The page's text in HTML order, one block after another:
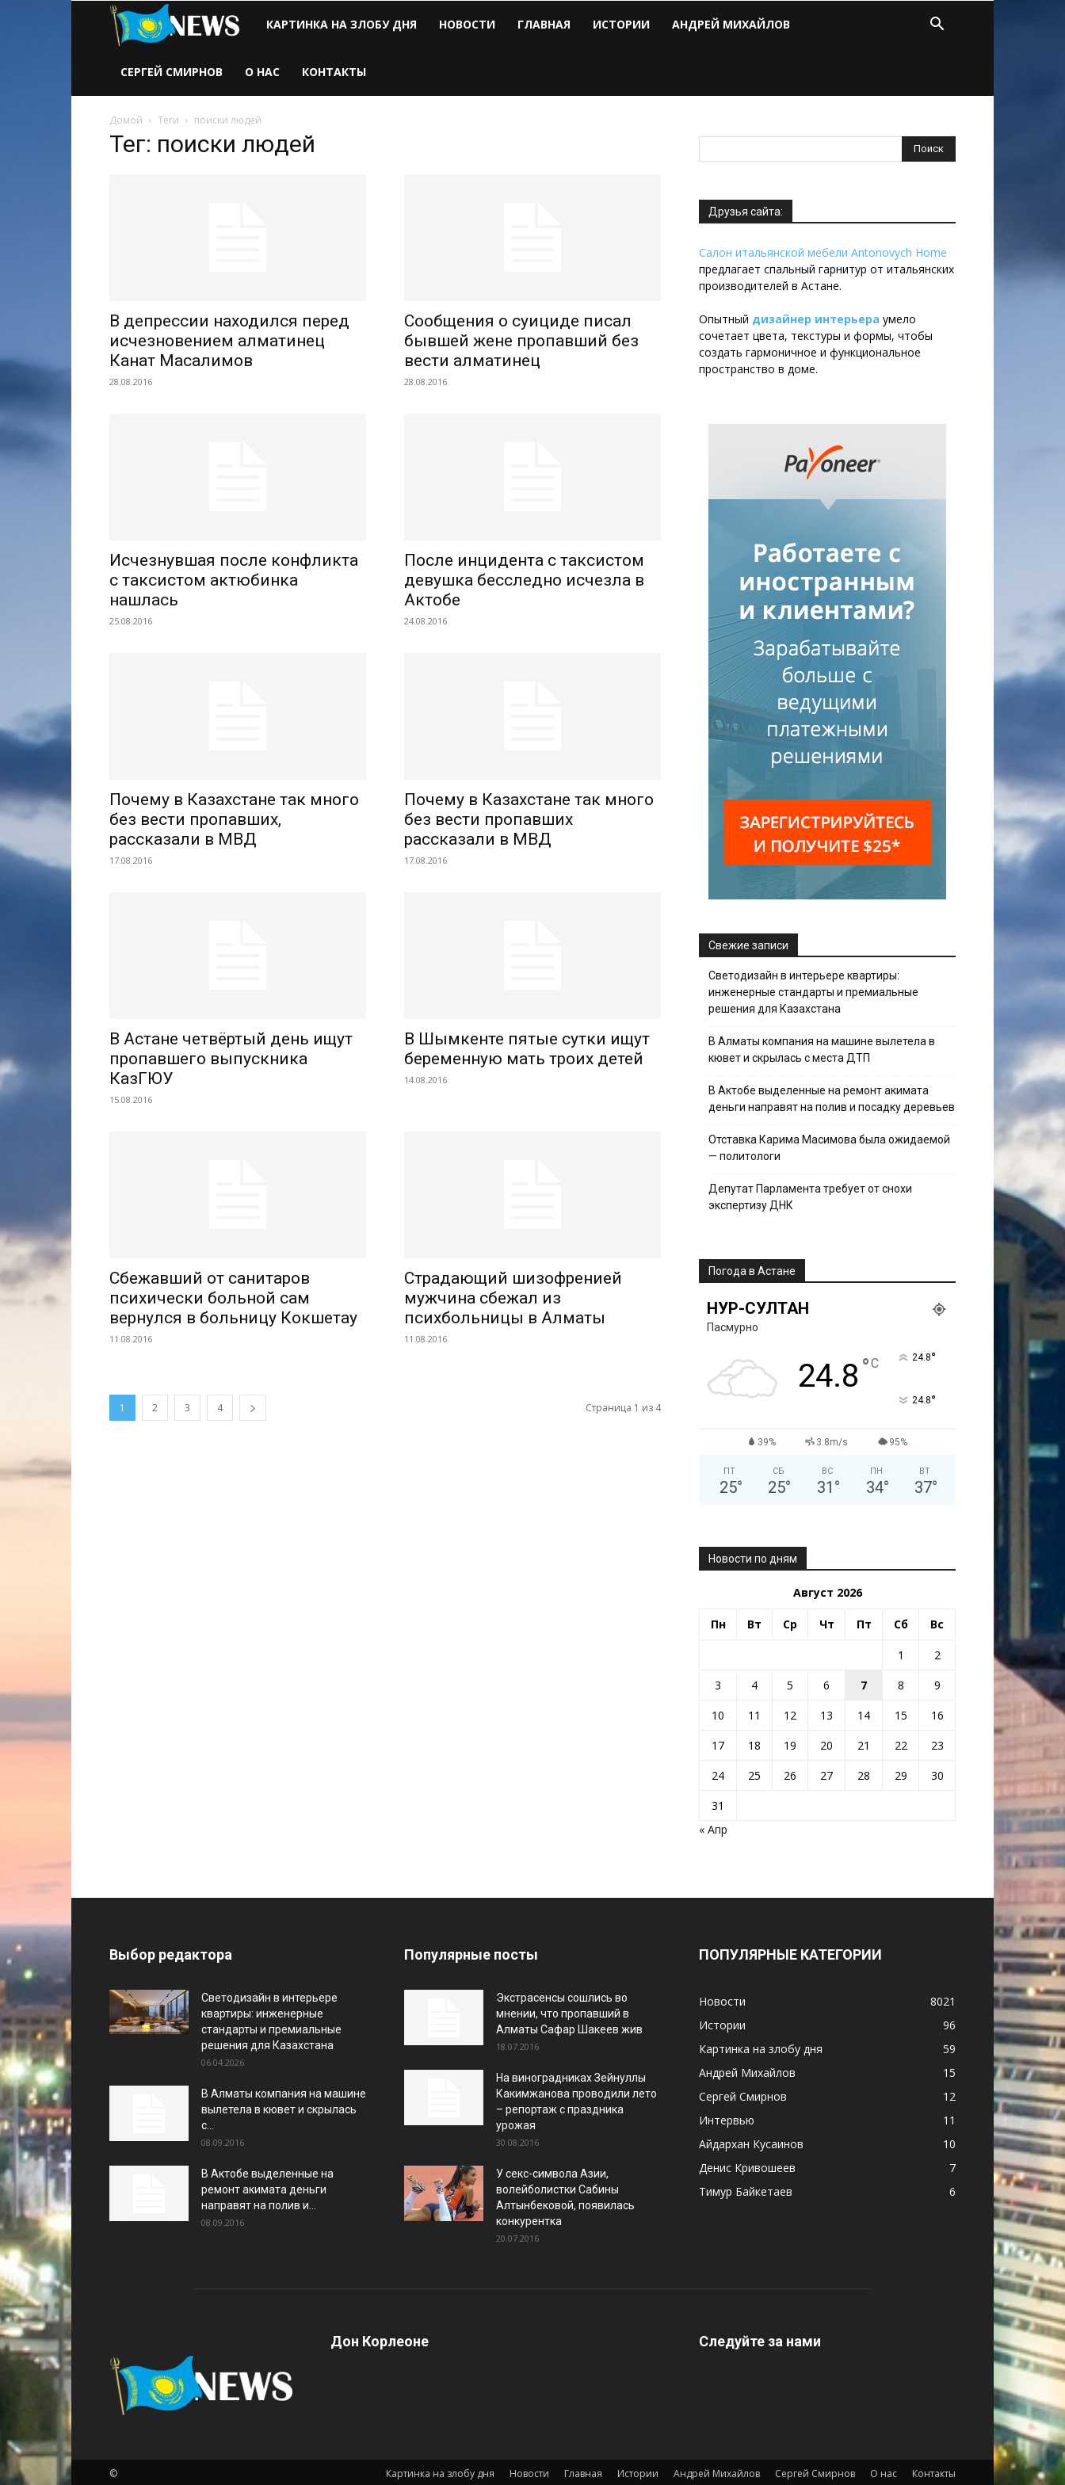
Новости
Казахстана
КАРТИНКА НА ЗЛОБУ ДНЯ НОВОСТИ ГЛАВНАЯ ИСТОРИИ АНДРЕЙ МИХАЙЛОВ
СЕРГЕЙ СМИРНОВ О НАС КОНТАКТЫ
Домой Теги поиски людей
Тег: поиски людей
В депрессии находился перед
исчезновением алматинец
Канат Масалимов
28.08.2016
Сообщения о суициде писал
бывшей жене пропавший без
вести алматинец
28.08.2016
Исчезнувшая после конфликта
с таксистом актюбинка
нашлась
25.08.2016
После инцидента с таксистом
девушка бесследно исчезла в
Актобе
24.08.2016
Почему в Казахстане так много
без вести пропавших,
рассказали в МВД
17.08.2016
Почему в Казахстане так много
без вести пропавших
рассказали в МВД
17.08.2016
В Астане четвёртый день ищут
пропавшего выпускника
КазГЮУ
15.08.2016
В Шымкенте пятые сутки ищут
беременную мать троих детей
14.08.2016
Cбежавший от санитаров
психически больной сам
вернулся в больницу Кокшетау
11.08.2016
Страдающий шизофренией
мужчина сбежал из
психбольницы в Алматы
11.08.2016
1 2 3 4 Страница 1 из 4
Друзья сайта:
Салон итальянской мебели Antonovych Home
предлагает спальный гарнитур от итальянских
производителей в Астане.
Опытный дизайнер интерьера умело
сочетает цвета, текстуры и формы, чтобы
создать гармоничное и функциональное
пространство в доме.
Свежие записи
Светодизайн в интерьере квартиры:
инженерные стандарты и премиальные
решения для Казахстана
В Алматы компания на машине вылетела в
кювет и скрылась с места ДТП
В Актобе выделенные на ремонт акимата
деньги направят на полив и посадку деревьев
Отставка Карима Масимова была ожидаемой
— политологи
Депутат Парламента требует от снохи
экспертизу ДНК
Погода в Астане
НУР-СУЛТАН
Пасмурно
24.8 °C 24.8°
24.8°
39% 3.8m/s 95%
ПТ
25°
СБ
25°
ВС
31 °
ПН
34°
ВТ
37°
Новости по дням
Август 2026
Пн Вт Ср Чт Пт Сб Вс
1
2
3
4 5 6 7 8
9
10
11 12 13 14 15
16
17
18 19 20 21 22
23
24
25 26 27 28 29
30
31
« Апр
Выбор редактора
Светодизайн в интерьере
квартиры: инженерные
стандарты и премиальные
решения для Казахстана
06.04.2026
В Алматы компания на машине
вылетела в кювет и скрылась
с...
08.09.2016
В Актобе выделенные на
ремонт акимата деньги
направят на полив и...
08.09.2016
Популярные посты
Экстрасенсы сошлись во
мнении, что пропавший в
Алматы Сафар Шакеев жив
18.07.2016
На виноградниках Зейнуллы
Какимжанова проводили лето
– репортаж с праздника
урожая
30.08.2016
У секс-символа Азии,
волейболистки Сабины
Алтынбековой, появилась
конкурентка
20.07.2016
ПОПУЛЯРНЫЕ КАТЕГОРИИ
Новости
8021
Истории
96
Картинка на злобу дня
59
Андрей Михайлов
15
Сергей Смирнов
12
Интервью
11
Айдархан Кусаинов
10
Денис Кривошеев
7
Тимур Байкетаев
6
Дон Корлеоне Следуйте за нами
Картинка на злобу дня Новости Главная Истории Андрей Михайлов Сергей Смирнов О нас Контакты
©